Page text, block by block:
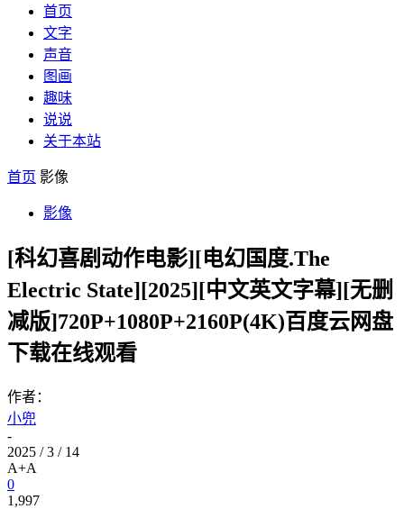
首页
文字
声音
图画
趣味
说说
关于本站
首页 影像
影像
[科幻喜剧动作电影][电幻国度.The
Electric State][2025][中文英文字幕][无删
减版]720P+1080P+2160P(4K)百度云网盘
下载在线观看
作者：
小兜
-
2025 / 3 / 14
A+A
0
1,997